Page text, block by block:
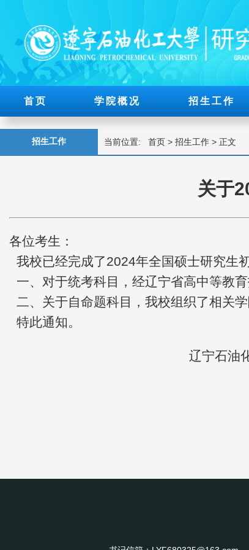
首页 学院概况 招生工作
招生工作 当前位置: 首页 > 招生工作 > 正文
关于
各位考生：
我校已经完成了2024年全国硕士研究生
一、对于统考科目，经辽宁省高中等教
二、关于自命题科目，我校组织了相关
特此通知。
辽宁石油化工大学